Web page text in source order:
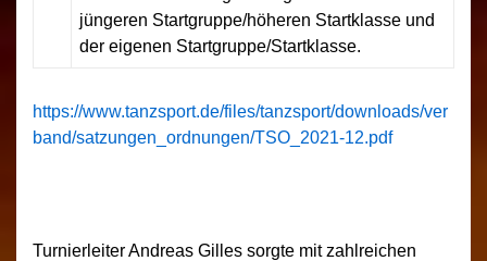
jüngeren Startgruppe/höheren Startklasse und
der eigenen Startgruppe/Startklasse.
https://www.tanzsport.de/files/tanzsport/downloads/ver
band/satzungen_ordnungen/TSO_2021-12.pdf
Turnierleiter Andreas Gilles sorgte mit zahlreichen